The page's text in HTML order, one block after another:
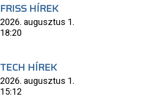
FRISS HÍREK
2026. augusztus 1.
18:20
TECH HÍREK
2026. augusztus 1.
15:12